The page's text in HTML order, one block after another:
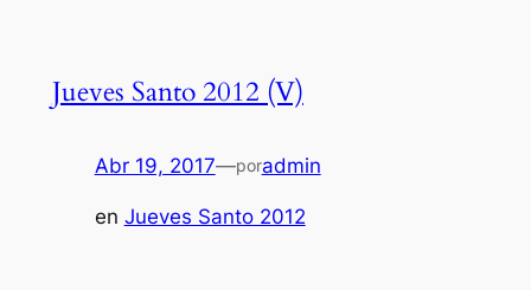
Jueves Santo 2012 (V)
Abr 19, 2017—poradmin
en Jueves Santo 2012